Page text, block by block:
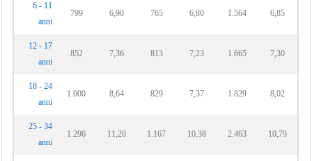
6 - 11
anni
799 6,90 765 6,80 1.564 6,85
12 - 17
anni
852 7,36 813 7,23 1.665 7,30
18 - 24
anni
1.000 8,64 829 7,37 1.829 8,02
25 - 34
anni
1.296 11,20 1.167 10,38 2.463 10,79